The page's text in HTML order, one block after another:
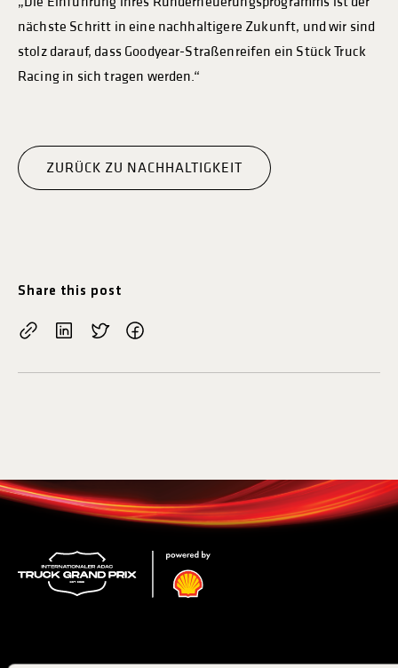
nächste Schritt in eine nachhaltigere Zukunft, und wir sind
stolz darauf, dass Goodyear-Straßenreifen ein Stück Truck
Racing in sich tragen werden.“
ZURÜCK ZU NACHHALTIGKEIT
Share this post